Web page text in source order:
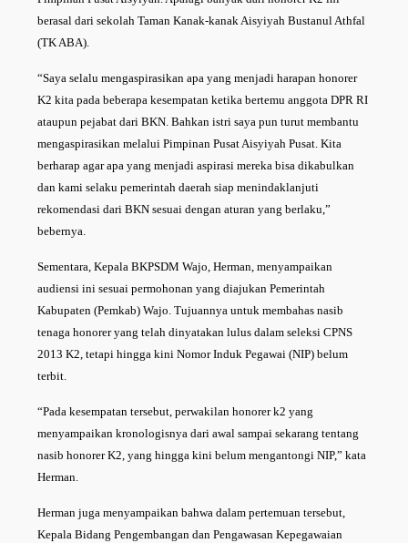
berasal dari sekolah Taman Kanak-kanak Aisyiyah Bustanul Athfal
(TK ABA).
“Saya selalu mengaspirasikan apa yang menjadi harapan honorer
K2 kita pada beberapa kesempatan ketika bertemu anggota DPR RI
ataupun pejabat dari BKN. Bahkan istri saya pun turut membantu
mengaspirasikan melalui Pimpinan Pusat Aisyiyah Pusat. Kita
berharap agar apa yang menjadi aspirasi mereka bisa dikabulkan
dan kami selaku pemerintah daerah siap menindaklanjuti
rekomendasi dari BKN sesuai dengan aturan yang berlaku,”
bebernya.
Sementara, Kepala BKPSDM Wajo, Herman, menyampaikan
audiensi ini sesuai permohonan yang diajukan Pemerintah
Kabupaten (Pemkab) Wajo. Tujuannya untuk membahas nasib
tenaga honorer yang telah dinyatakan lulus dalam seleksi CPNS
2013 K2, tetapi hingga kini Nomor Induk Pegawai (NIP) belum
terbit.
“Pada kesempatan tersebut, perwakilan honorer k2 yang
menyampaikan kronologisnya dari awal sampai sekarang tentang
nasib honorer K2, yang hingga kini belum mengantongi NIP,” kata
Herman.
Herman juga menyampaikan bahwa dalam pertemuan tersebut,
Kepala Bidang Pengembangan dan Pengawasan Kepegawaian